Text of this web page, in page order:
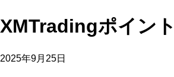
XMTradingポイン
2025年9月25日